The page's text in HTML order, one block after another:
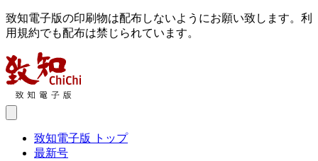
致知電子版の印刷物は配布しないようにお願い致します。利
用規約でも配布は禁じられています。
致知電子版 トップ
最新号